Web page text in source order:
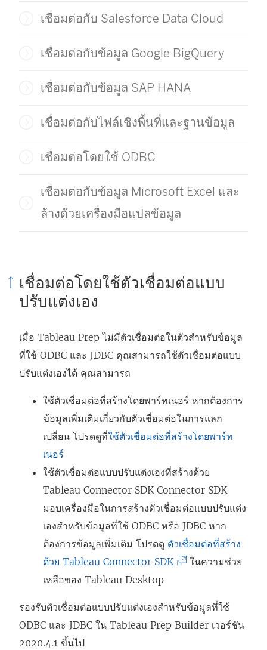
น
น้
ต่
ง
ห
ม่
เชื่อมต่อกับ Salesforce Data Cloud
เชื่อมต่อกับข้อมูล Google BigQuery
เชื่อมต่อกับข้อมูล SAP HANA
เชื่อมต่อกับไฟล์เชิงพื้นที่และฐานข้อมูล
เชื่อมต่อโดยใช้ ODBC
เชื่อมต่อกับข้อมูล Microsoft Excel และ
ล้างด้วยเครื่องมือแปลข้อมูล
เชื่อมต่อโดยใช้ตัวเชื่อมต่อแบบ
ปรับแต่งเอง
เมื่อ Tableau Prep ไม่มีตัวเชื่อมต่อในตัวสำหรับข้อมูล
ที่ใช้ ODBC และ JDBC คุณสามารถใช้ตัวเชื่อมต่อแบบ
ปรับแต่งเองได้ คุณสามารถ
ใช้ตัวเชื่อมต่อที่สร้างโดยพาร์ทเนอร์ หากต้องการ
ข้อมูลเพิ่มเติมเกี่ยวกับตัวเชื่อมต่อในการแลก
เปลี่ยน โปรดดูที่ใช้ตัวเชื่อมต่อที่สร้างโดยพาร์ท
เนอร์
ใช้ตัวเชื่อมต่อแบบปรับแต่งเองที่สร้างด้วย
Tableau Connector SDK Connector SDK
มอบเครื่องมือในการสร้างตัวเชื่อมต่อแบบปรับแต่ง
เองสำหรับข้อมูลที่ใช้ ODBC หรือ JDBC หาก
ต้องการข้อมูลเพิ่มเติม โปรดดู ตัวเชื่อมต่อที่สร้าง
ด้วย Tableau Connector SDK(
ก์
จ
ในความช่วย
เหลือของ Tableau Desktop
รองรับตัวเชื่อมต่อแบบปรับแต่งเองสำหรับข้อมูลที่ใช้
ODBC และ JDBC ใน Tableau Prep Builder เวอร์ชัน
2020.4.1 ขึ้นไป